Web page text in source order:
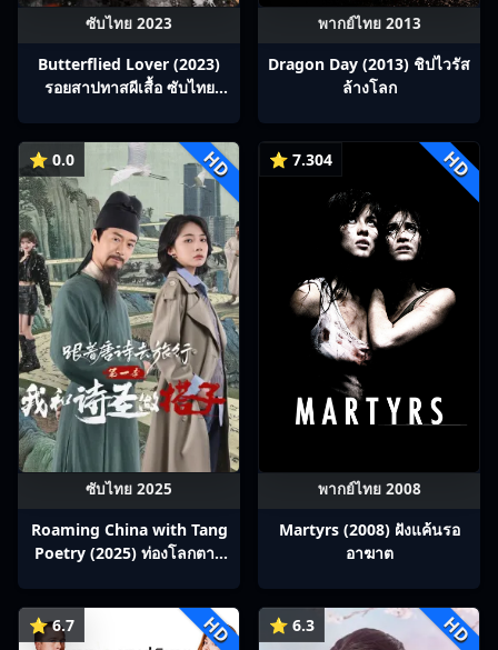
ซับไทย 2023
Butterflied Lover (2023)
รอยสาปทาสผีเสื้อ ซับไทย
พากย์ไทย 2013
Dragon Day (2013) ชิปไวรัส
ล้างโลก
⭐ 0.0 HD
ซับไทย 2025
Roaming China with Tang
Poetry (2025) ท่องโลกตาม
⭐ 7.304 HD
พากย์ไทย 2008
Martyrs (2008) ฝังแค้นรอ
อาฆาต
⭐ 6.7 HD ⭐ 6.3 HD